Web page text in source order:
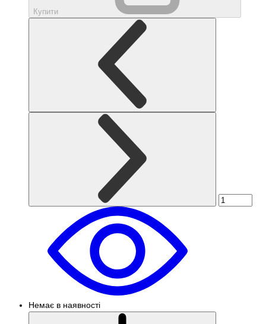
Купити
Немає в наявності